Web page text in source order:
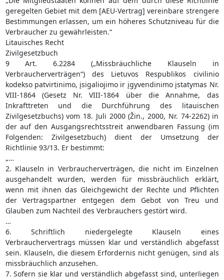
geregelten Gebiet mit dem [AEU-Vertrag] vereinbare strengere
Bestimmungen erlassen, um ein höheres Schutzniveau für die
Verbraucher zu gewährleisten.“
Litauisches Recht
Zivilgesetzbuch
9 Art. 6.2284 („Missbräuchliche Klauseln in
Verbraucherverträgen“) des Lietuvos Respublikos civilinio
kodekso patvirtinimo, įsigaliojimo ir įgyvendinimo įstatymas Nr.
VIII-1864 (Gesetz Nr. VIII-1864 über die Annahme, das
Inkrafttreten und die Durchführung des litauischen
Zivilgesetzbuchs) vom 18. Juli 2000 (Žin., 2000, Nr. 74-2262) in
der auf den Ausgangsrechtsstreit anwendbaren Fassung (im
Folgenden: Zivilgesetzbuch) dient der Umsetzung der
Richtlinie 93/13. Er bestimmt:
„…
2. Klauseln in Verbraucherverträgen, die nicht im Einzelnen
ausgehandelt wurden, werden für missbräuchlich erklärt,
wenn mit ihnen das Gleichgewicht der Rechte und Pflichten
der Vertragspartner entgegen dem Gebot von Treu und
Glauben zum Nachteil des Verbrauchers gestört wird.
…
6. Schriftlich niedergelegte Klauseln eines
Verbrauchervertrags müssen klar und verständlich abgefasst
sein. Klauseln, die diesem Erfordernis nicht genügen, sind als
missbräuchlich anzusehen.
7. Sofern sie klar und verständlich abgefasst sind, unterliegen